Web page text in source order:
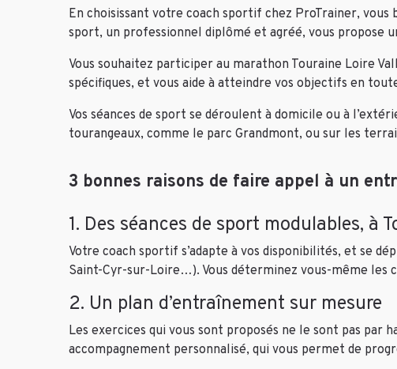
En choisissant votre coach sportif chez ProTrainer, vous
sport, un professionnel diplômé et agréé, vous propose
Vous souhaitez participer au marathon Touraine Loire
spécifiques, et vous aide à atteindre vos objectifs en
Vos séances de sport se déroulent à domicile ou à
tourangeaux, comme le parc Grandmont, ou sur les
3 bonnes raisons de faire appel à un
1. Des séances de sport modulables, à
Votre coach sportif s’adapte à vos disponibilités, et se
Saint-Cyr-sur-Loire…). Vous déterminez vous-même
2. Un plan d’entraînement sur mesure
Les exercices qui vous sont proposés ne le sont pas par
accompagnement personnalisé, qui vous permet de